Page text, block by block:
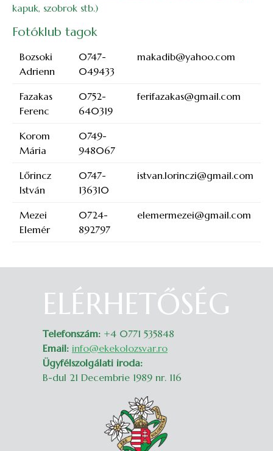
kapuk, szobrok stb.)
Fotóklub tagok
Bozsoki
Adrienn
0747-
049433
makadib@yahoo.com
Fazakas
Ferenc
0752-
640319
ferifazakas@gmail.com
Korom
Mária
0749-
948067
Lőrincz
István
0747-
136310
istvan.lorinczi@gmail.com
Mezei
Elemér
0724-
892797
elemermezei@gmail.com
ELÉRHETŐSÉG
Telefonszám: +4 0771 535848
Email: info@ekekolozsvar.ro
Ügyfélszolgálati iroda:
B-dul 21 Decembrie 1989 nr. 116